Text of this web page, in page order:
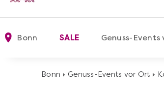
Bonn SALE Genuss-Events
Bonn Genuss-Events vor Ort